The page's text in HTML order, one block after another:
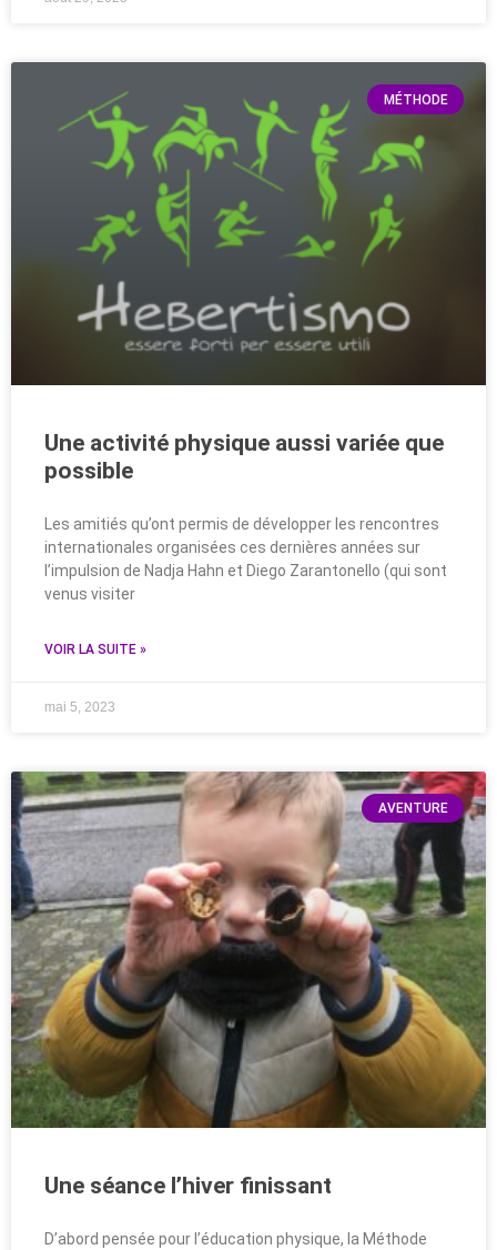
MÉTHODE
Une activité physique aussi variée que
possible
Les amitiés qu’ont permis de développer les rencontres
internationales organisées ces dernières années sur
l’impulsion de Nadja Hahn et Diego Zarantonello (qui sont
venus visiter
VOIR LA SUITE »
mai 5, 2023
AVENTURE
Une séance l’hiver finissant
D’abord pensée pour l’éducation physique, la Méthode